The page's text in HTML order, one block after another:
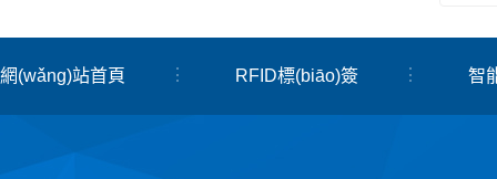
網(wǎng)站首頁 RFID標(biāo)簽 智
RFID百科